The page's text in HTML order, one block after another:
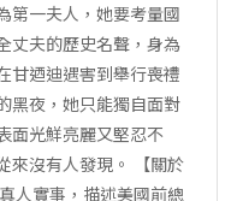
第一夫人，她要考量國
丈夫的歷史名聲，身為
甘迺迪遇害到舉行喪禮
黑夜，她只能獨自面對
面光鮮亮麗又堅忍不
來沒有人發現。 【關於
人實事，描述美國前總